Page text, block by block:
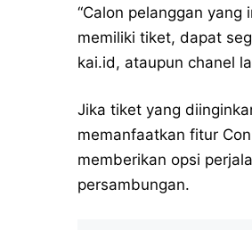
“Calon pelanggan
memiliki tiket, dapat
kai.id, ataupun chanel
Jika tiket yang
memanfaatkan fitur
memberikan opsi
persambungan.